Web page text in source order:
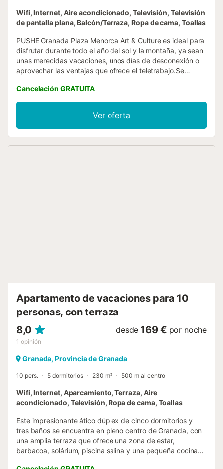
Wifi, Internet, Aire acondicionado, Televisión, Televisión
de pantalla plana, Balcón/Terraza, Ropa de cama, Toallas
PUSHE Granada Plaza Menorca Art & Culture es ideal para
disfrutar durante todo el año del sol y la montaña, ya sean
unas merecidas vacaciones, unos días de desconexión o
aprovechar las ventajas que ofrece el teletrabajo.Se
Catedral y de las zonas de bares y tapas.El apartamento,
en una cuarta planta, cuenta con un balcón con vistas;
ofrece todos los elementos necesarios para una cómoda
estancia, así como, una cuidada y moderna decoración.
Nuestros huéspedes pueden disfrutar de todos los
Cancelación GRATUITA
Ver oferta
Apartamento de vacaciones para 10
personas, con terraza
8,0
1 opinión
desde 169 € por noche
Granada, Provincia de Granada
10 pers. 5 dormitorios 230 m² 500 m al centro
Wifi, Internet, Aparcamiento, Terraza, Aire
acondicionado, Televisión, Ropa de cama, Toallas
Este impresionante ático dúplex de cinco dormitorios y
tres baños se encuentra en pleno centro de Granada, con
una amplia terraza que ofrece una zona de estar,
barbacoa, solárium, piscina salina y una pequeña cocina-